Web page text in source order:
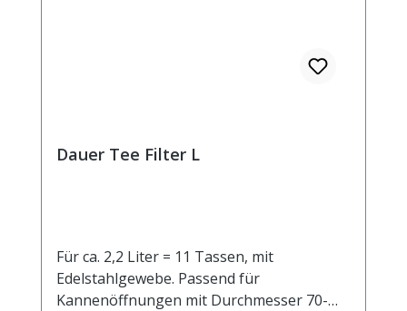
Dauer Tee Filter L
Für ca. 2,2 Liter = 11 Tassen, mit
Edelstahlgewebe. Passend für
Kannenöffnungen mit Durchmesser 70-